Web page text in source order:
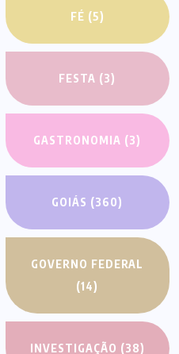
FÉ (5)
FESTA (3)
GASTRONOMIA (3)
GOIÁS (360)
GOVERNO FEDERAL
(14)
INVESTIGAÇÃO (38)